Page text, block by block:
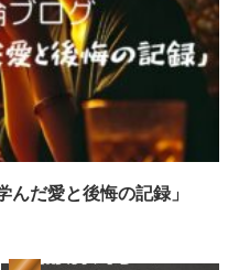
だ愛と後悔の記録」